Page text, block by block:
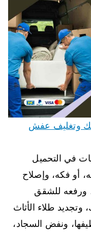
عفش السالمية 50993766 فك وتغليف عفش
في التحميل
أو فكه، وإصلاح
ورفعه للشقق
وتجديد طلاء الأثاث
ونفض السجاد،